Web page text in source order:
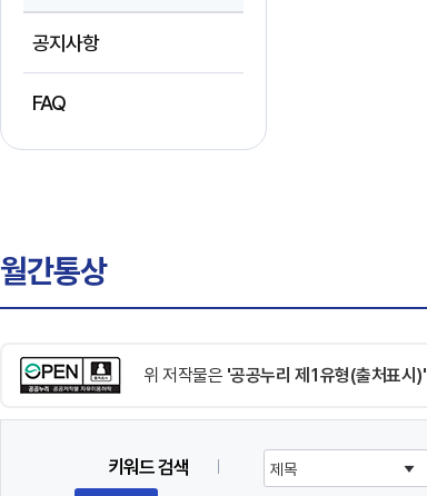
공지사항
FAQ
월간통상
위 저작물은 '공공누리 제1유형(출처표시)'
키워드 검색